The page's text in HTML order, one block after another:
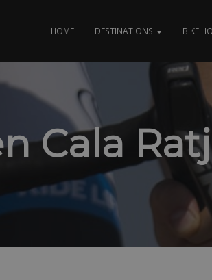
HOME DESTINATIONS BIKE
Cala